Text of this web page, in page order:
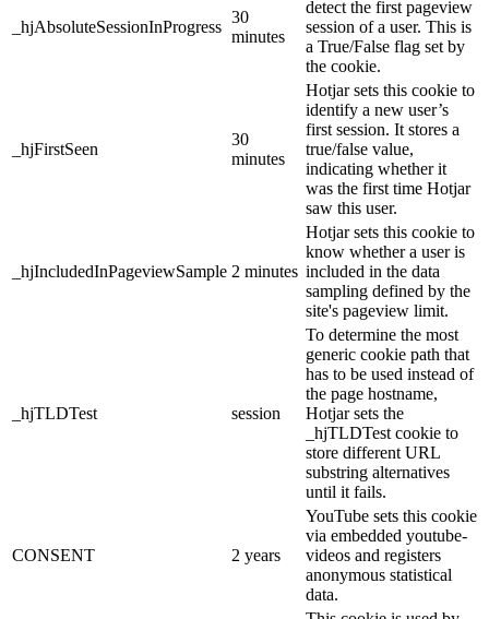
_hjAbsoluteSessionInProgress
30
minutes
detect the first pageview
session of a user. This is
a True/False flag set by
the cookie.
_hjFirstSeen
30
minutes
Hotjar sets this cookie to
identify a new user’s
first session. It stores a
true/false value,
indicating whether it
was the first time Hotjar
saw this user.
_hjIncludedInPageviewSample 2 minutes
Hotjar sets this cookie to
know whether a user is
included in the data
sampling defined by the
site's pageview limit.
_hjTLDTest session
To determine the most
generic cookie path that
has to be used instead of
the page hostname,
Hotjar sets the
_hjTLDTest cookie to
store different URL
substring alternatives
until it fails.
CONSENT 2 years
YouTube sets this cookie
via embedded youtube-
videos and registers
anonymous statistical
data.